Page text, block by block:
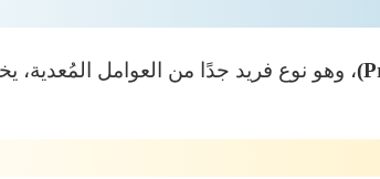
، وهو نوع فريد جدًا من العوامل المُعدية،